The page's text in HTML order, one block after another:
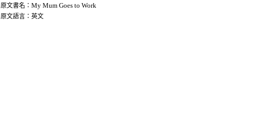
原文書名 ：My Mum Goes to Work
原文語言：英文